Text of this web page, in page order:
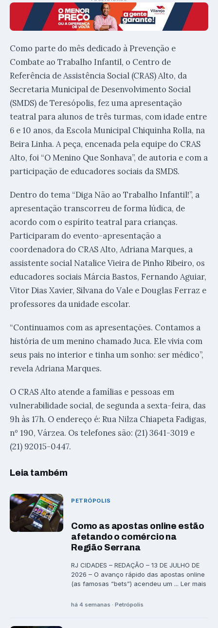
Como parte do mês dedicado à Prevenção e
Combate ao Trabalho Infantil, o Centro de
Referência de Assistência Social (CRAS) Alto, da
Secretaria Municipal de Desenvolvimento Social
(SMDS) de Teresópolis, fez uma apresentação
teatral para alunos de três turmas, com idade entre
6 e 10 anos, da Escola Municipal Chiquinha Rolla, na
Beira Linha. A peça, encenada pela equipe do CRAS
Alto, foi “O Menino Que Sonhava”, de autoria e com a
participação de educadores sociais da SMDS.
Dentro do tema “Diga Não ao Trabalho Infantil!”, a
apresentação transcorreu de forma lúdica, de
acordo com o espírito teatral para crianças.
Participaram do evento-apresentação a
coordenadora do CRAS Alto, Adriana Marques, a
assistente social Natalice Vieira de Pinho Ribeiro, os
educadores sociais Márcia Bastos, Fernando Aguiar,
Vitor Dias Xavier, Silvana do Vale e Douglas Ferraz e
professores da unidade escolar.
“Continuamos com as apresentações. Contamos a
história de um menino chamado Juca. Ele vivia com
seus pais no interior e tinha um sonho: ser médico”,
revela Adriana Marques.
O CRAS Alto atende a famílias e pessoas em
vulnerabilidade social, de segunda a sexta-feira, das
9h às 17h. O endereço é: Rua Nilza Chiapeta Fadigas,
nº 190, Várzea. Os telefones são: (21) 3641-3019 e
(21) 92015-0447.
Leia também
PETRÓPOLIS
Como as apostas online estão
afetando o comércio na
Região Serrana
RJ CIDADES – REDAÇÃO – 13 DE JULHO DE
2026 – O avanço rápido das apostas online
(as famosas “bets”) acendeu um ... Ler mais
há 4 semanas · Petrópolis